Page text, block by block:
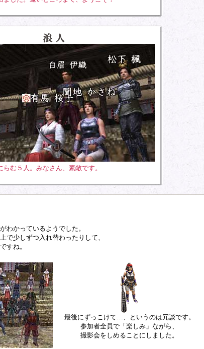
らむ５人。みなさん、素敵です。
わかっているようでした。
で少しずつ入れ替わったりして、
すね。
最後にずっこけて…、というのは冗談です。
参加者全員で「楽しみ」ながら、
撮影会をしめることにしました。